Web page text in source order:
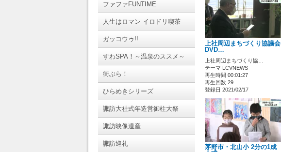
ファファFUNTIME
人生はロマン イロドリ喫茶
ガッコウゥ!!
すわSPA！～温泉のススメ～
街ぶら！
ひらめきシリーズ
諏訪大社式年造営御柱大祭
諏訪映像遺産
諏訪巡礼
上社周辺まちづくり協議会
DVD…
上社周辺まちづくり協…
テーマ LCVNEWS
再生時間 00:01:27
再生回数 29
登録日 2021/02/17
茅野市・北山小 2分の1成